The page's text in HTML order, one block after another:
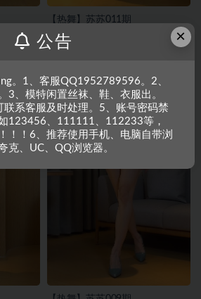
【热舞】苏苏011期
×
公告
。1、客服QQ1952789596。2、
3、模特闲置丝袜、鞋、衣服出。
联系客服及时处理。5、账号密码禁
123456、111111、112233等，
！！6、推荐使用手机、电脑自带浏
克、UC、QQ浏览器。